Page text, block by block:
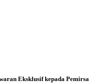
Eksklusif kepada Pemirsa